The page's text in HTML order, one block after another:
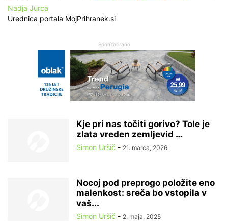
Nadja Jurca
Urednica portala MojPrihranek.si
Sponzorirano
Kje pri nas točiti gorivo? Tole je
zlata vreden zemljevid …
Simon Uršič - 21. marca, 2026
Nocoj pod preprogo položite eno
malenkost: sreča bo vstopila v
vaš...
Simon Uršič - 2. maja, 2025